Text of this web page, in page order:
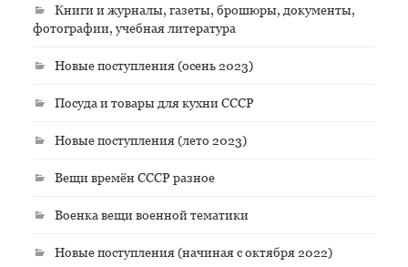
Книги и журналы, газеты, брошюры, документы,
фотографии, учебная литература
Новые поступления (осень 2023)
Посуда и товары для кухни СССР
Новые поступления (лето 2023)
Вещи времён СССР разное
Военка вещи военной тематики
Новые поступления (начиная с октября 2022)